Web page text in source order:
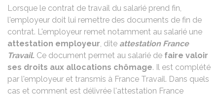
Lorsque le contrat de travail du salarié prend fin,
l'employeur doit lui remettre des documents de fin de
contrat. L'employeur remet notamment au salarié une
attestation employeur, dite attestation France
Travail. Ce document permet au salarié de faire valoir
ses droits aux allocations chômage. Il est complété
par l'employeur et transmis à France Travail. Dans quels
cas et comment est délivrée l'attestation France